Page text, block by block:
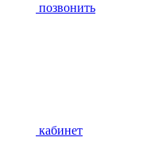
позвонить
кабинет